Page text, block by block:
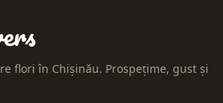
flori în Chișinău. Prospețime, gust și